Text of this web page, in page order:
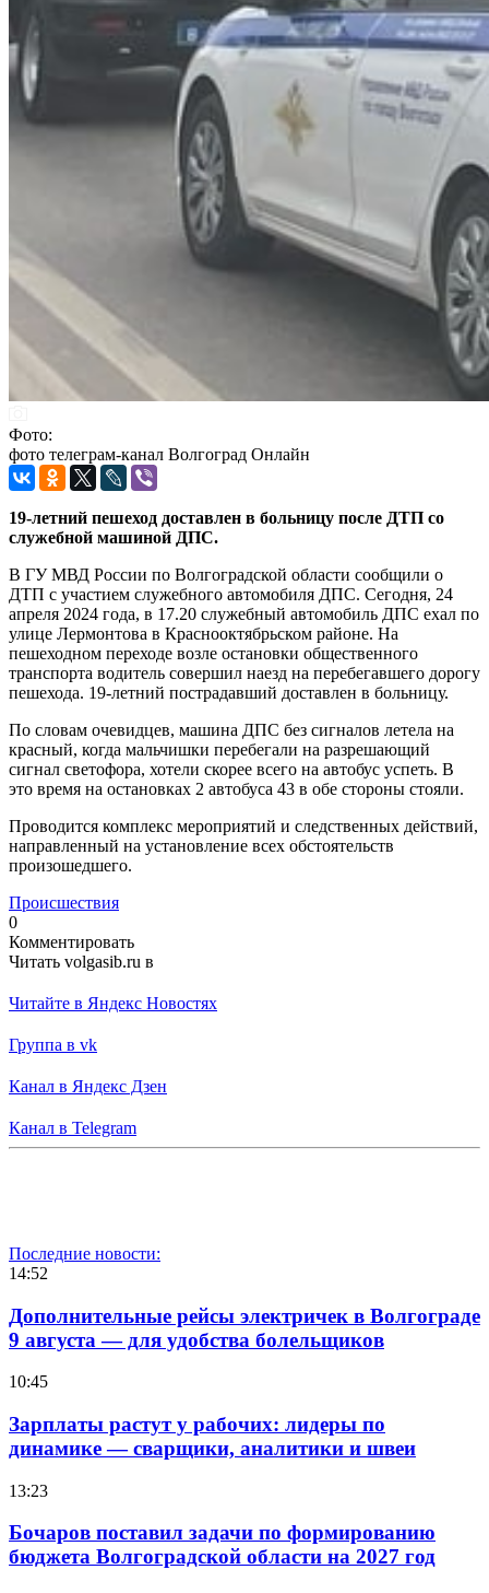
Фото:
фото телеграм-канал Волгоград Онлайн
19-летний пешеход доставлен в больницу после ДТП со
служебной машиной ДПС.
В ГУ МВД России по Волгоградской области сообщили о
ДТП с участием служебного автомобиля ДПС. Сегодня, 24
апреля 2024 года, в 17.20 служебный автомобиль ДПС ехал по
улице Лермонтова в Краснооктябрьском районе. На
пешеходном переходе возле остановки общественного
транспорта водитель совершил наезд на перебегавшего дорогу
пешехода. 19-летний пострадавший доставлен в больницу.
По словам очевидцев, машина ДПС без сигналов летела на
красный, когда мальчишки перебегали на разрешающий
сигнал светофора, хотели скорее всего на автобус успеть. В
это время на остановках 2 автобуса 43 в обе стороны стояли.
Проводится комплекс мероприятий и следственных действий,
направленный на установление всех обстоятельств
произошедшего.
Происшествия
0
Комментировать
Читать volgasib.ru в
Читайте в Яндекс Новостях
Группа в vk
Канал в Яндекс Дзен
Канал в Telegram
Последние новости:
14:52
Дополнительные рейсы электричек в Волгограде
9 августа — для удобства болельщиков
10:45
Зарплаты растут у рабочих: лидеры по
динамике — сварщики, аналитики и швеи
13:23
Бочаров поставил задачи по формированию
бюджета Волгоградской области на 2027 год